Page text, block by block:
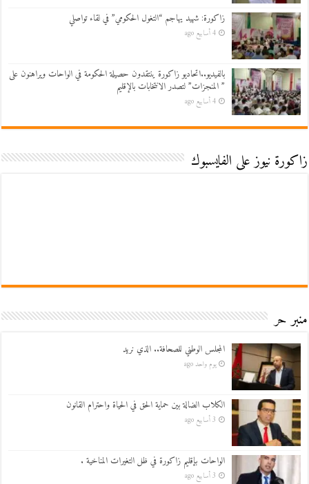
زاكورة: شهيد يهاجم “التغول الحكومي” في لقاء تواصلي
4 أسابيع ago
بالفيديو..اتحاديو زاكورة ينتقدون حصيلة الحكومة في الواحات ويراهنون على
” المنجزات” لتصدر الانتخابات بالإقليم
4 أسابيع ago
زاكورة نيوز على الفايسبوك
منبر حر
المجلس الوطني للصحافة.. الذي نريد
يوم واحد ago
الكلاب الضالة بين حماية الحق في الحياة واحترام القانون
3 أسابيع ago
الواحات بإقليم زاكورة في ظل التغيرات المناخية .
3 أسابيع ago